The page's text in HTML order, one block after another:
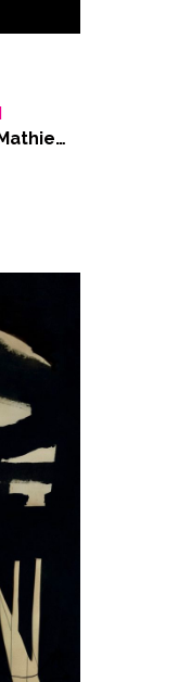
Abdessamad El Montassir | Mathieu Guillin